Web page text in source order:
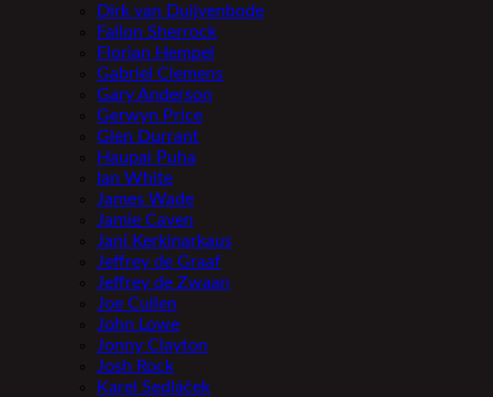
Dirk van Duijvenbode
Fallon Sherrock
Florian Hempel
Gabriel Clemens
Gary Anderson
Gerwyn Price
Glen Durrant
Haupai Puha
Ian White
James Wade
Jamie Caven
Jani Kerkinarkaus
Jeffrey de Graaf
Jeffrey de Zwaan
Joe Cullen
John Lowe
Jonny Clayton
Josh Rock
Karel Sedláček